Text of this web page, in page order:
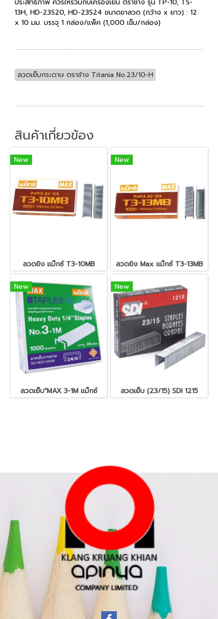
13H, HD-23S20, HD-23S24 ขนาดขาลวด (กว้าง x ยาว) : 12
x 10 มม. บรรจุ 1 กล่อง/แพ็ค (1,000 เข็ม/กล่อง)
ลวดเย็บกระดาษ ตราช้าง Titania No.23/10-H
สินค้าเกี่ยวข้อง
New
ลวดยิง แม็กซ์ T3-10MB
New
ลวดยิง Max แม็กซ์ T3-13MB
New
ลวดเย็บ"MAX 3-1M แม็กซ์
New
ลวดเย็บ (23/15) SDI 1215